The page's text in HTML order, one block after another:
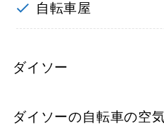
自転車屋
ダイソー
ダイソーの自転車の空